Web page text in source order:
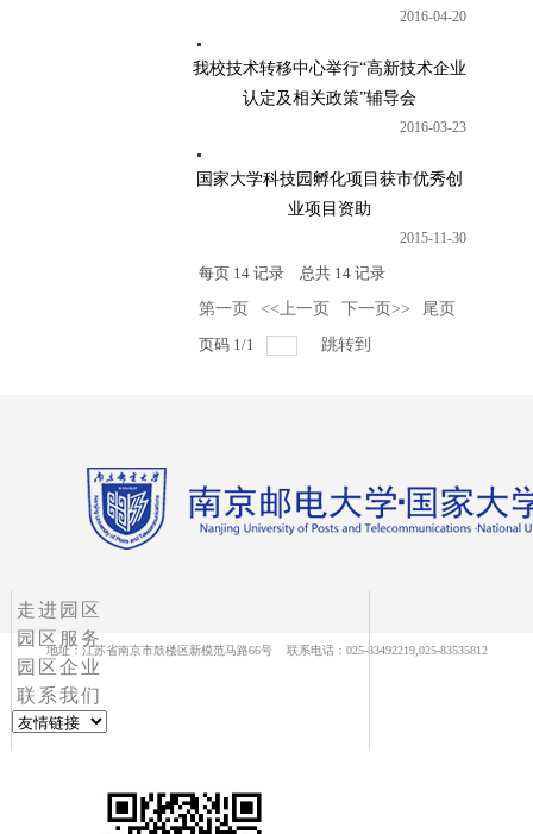
2016-04-20
我校技术转移中心举行“高新技术企业
认定及相关政策”辅导会
2016-03-23
国家大学科技园孵化项目获市优秀创
业项目资助
2015-11-30
每页 14记录 总共 14记录
第一页
<<上一页 下一页>>
尾页
页码 1/1 跳转到
走进园区
园区服务
园区企业
联系我们
地址：江苏省南京市鼓楼区新模范马路66号 联系电话：025-83492219,025-83535812